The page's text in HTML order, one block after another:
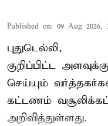
Published on: 09 Aug 2026,
புதுடெல்லி,
குறிப்பிட்ட
செய்யும்
கட்டணம்
அறிவித்துள்ளது.